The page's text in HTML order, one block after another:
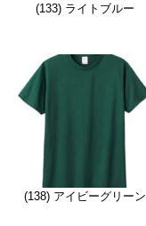
(133) ライトブルー
(138) アイビーグリーン